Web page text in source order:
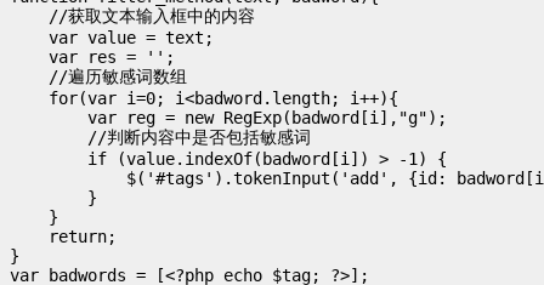
    //获取文本输入框中的内容
    var value = text;
    var res = '';
    //遍历敏感词数组
    for(var i=0; i<badword.length; i++){
        var reg = new RegExp(badword[i],"g");
        //判断内容中是否包括敏感词
        if (value.indexOf(badword[i]) > -1) {
$('#tags').tokenInput('add', {id:
        }
    }
    return;
}
var badwords = [<?php echo $tag; ?>];